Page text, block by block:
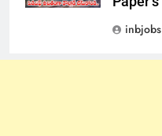
inbjobs